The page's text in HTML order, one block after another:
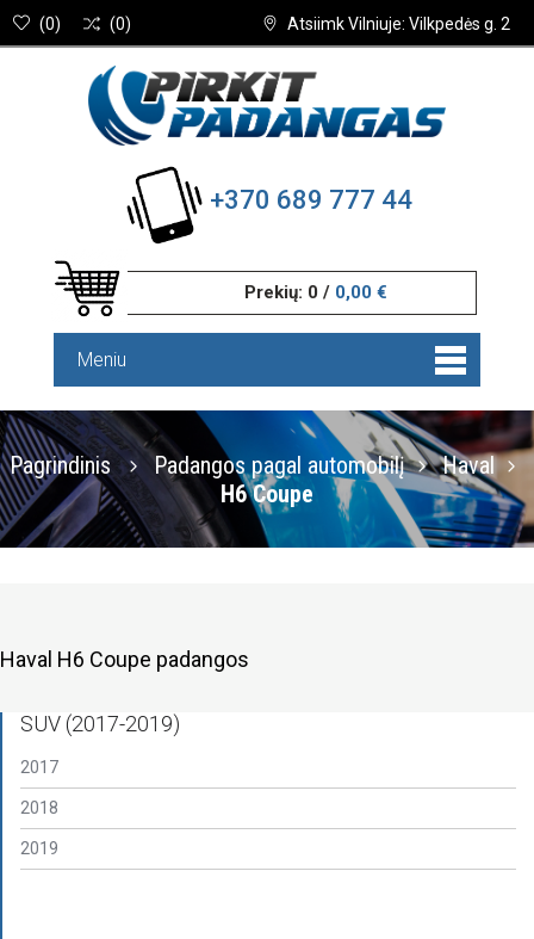
Atsiimk Vilniuje: Vilkpedės g. 2
(0) (0)
+370 689 777 44
Prekių: 0 / 0,00 €
Meniu
Pagrindinis Padangos pagal automobilį
Haval
H6 Coupe
Haval H6 Coupe padangos
SUV (2017-2019)
2017
2018
2019